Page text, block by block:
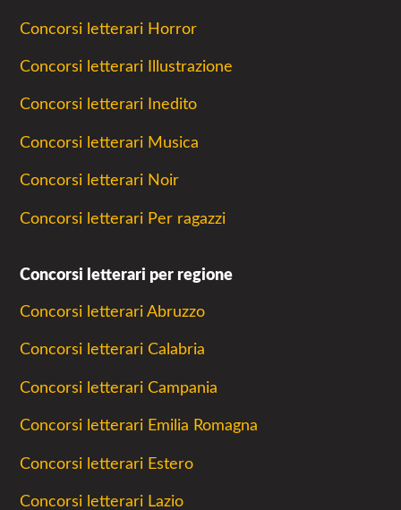
Concorsi letterari Horror
Concorsi letterari Illustrazione
Concorsi letterari Inedito
Concorsi letterari Musica
Concorsi letterari Noir
Concorsi letterari Per ragazzi
Concorsi letterari per regione
Concorsi letterari Abruzzo
Concorsi letterari Calabria
Concorsi letterari Campania
Concorsi letterari Emilia Romagna
Concorsi letterari Estero
Concorsi letterari Lazio